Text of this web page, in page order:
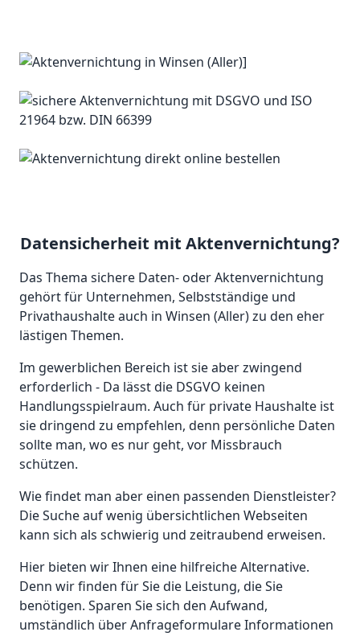
Datensicherheit mit Aktenvernichtung?
Das Thema sichere Daten- oder Aktenvernichtung
gehört für Unternehmen, Selbstständige und
Privathaushalte auch in Winsen (Aller) zu den eher
lästigen Themen.
Im gewerblichen Bereich ist sie aber zwingend
erforderlich - Da lässt die DSGVO keinen
Handlungsspielraum. Auch für private Haushalte ist
sie dringend zu empfehlen, denn persönliche Daten
sollte man, wo es nur geht, vor Missbrauch
schützen.
Wie findet man aber einen passenden Dienstleister?
Die Suche auf wenig übersichtlichen Webseiten
kann sich als schwierig und zeitraubend erweisen.
Hier bieten wir Ihnen eine hilfreiche Alternative.
Denn wir finden für Sie die Leistung, die Sie
benötigen. Sparen Sie sich den Aufwand,
umständlich über Anfrageformulare Informationen